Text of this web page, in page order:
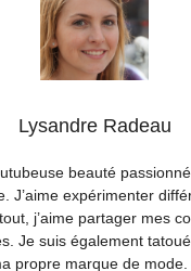
Lysandre Radeau
beauté
J’aime expérimenter
j’aime partager mes
Je suis également
propre marque de